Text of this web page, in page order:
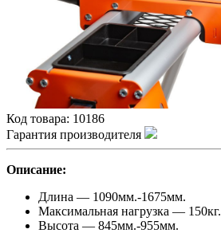
Код товара: 10186
Гарантия производителя
Описание:
Длина — 1090мм.-1675мм.
Максимальная нагрузка — 150кг.
Высота — 845мм.-955мм.